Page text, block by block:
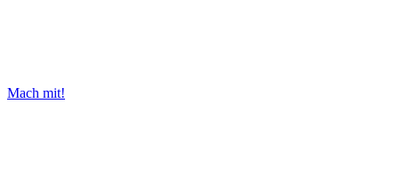
Mach mit!